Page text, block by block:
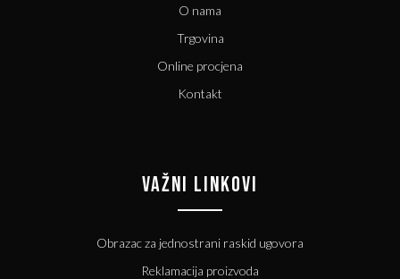
O nama
Trgovina
Online procjena
Kontakt
VAŽNI LINKOVI
Obrazac za jednostrani raskid ugovora
Reklamacija proizvoda